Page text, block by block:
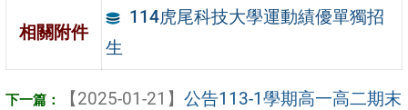
相關附件
114虎尾科技大學運動績優單獨招
生
【2025-01-21】 公告113-1學期高一高二期末